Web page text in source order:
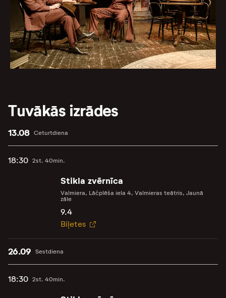
Tuvākās izrādes
Ceturtdiena
13.08
18:30 2st. 40min.
Stikla zvērnīca
Valmiera, Lāčplēša iela 4, Valmieras teātris, Jaunā
zāle
9.4
Biļetes
Sestdiena
26.09
18:30 2st. 40min.